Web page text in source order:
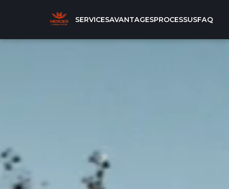
SERVICESAVANTAGESPROCESSUSFAQ